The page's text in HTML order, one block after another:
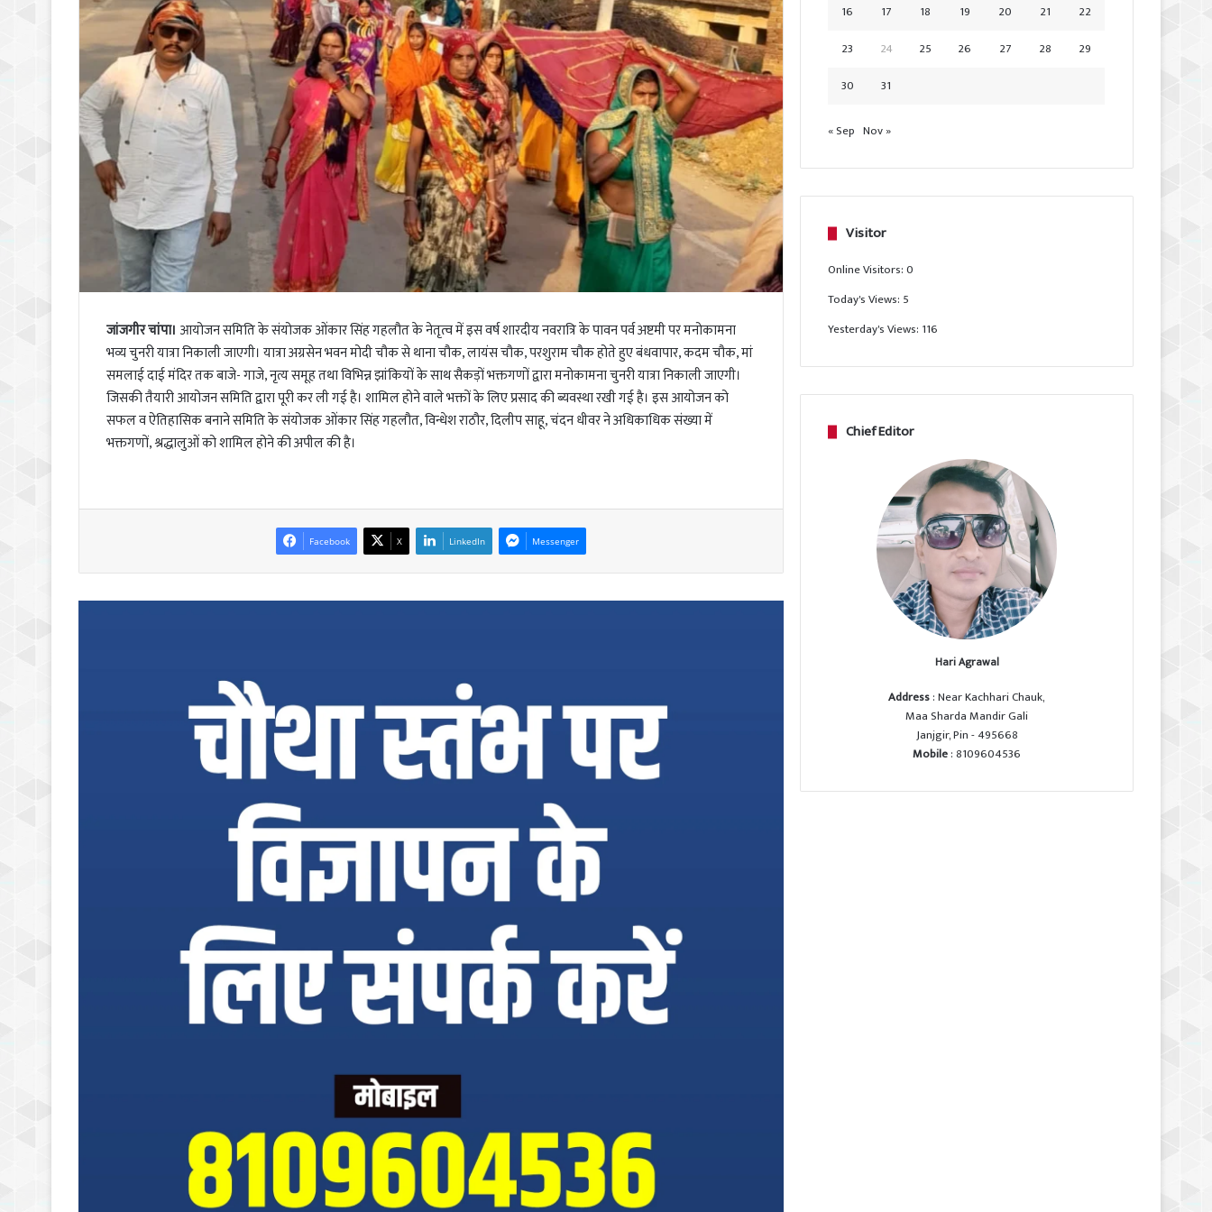
जांजगीर चांपा। आयोजन समिति के संयोजक ओंकार सिंह गहलौत के नेतृत्व में इस वर्ष शारदीय नवरात्रि के पावन पर्व अष्टमी पर मनोकामना
भव्य चुनरी यात्रा निकाली जाएगी। यात्रा अग्रसेन भवन मोदी चौक से थाना चौक, लायंस चौक, परशुराम चौक होते हुए बंधवापार, कदम चौक, मां
समलाई दाई मंदिर तक बाजे- गाजे, नृत्य समूह तथा विभिन्न झांकियों के साथ सैकड़ों भक्तगणों द्वारा मनोकामना चुनरी यात्रा निकाली जाएगी।
जिसकी तैयारी आयोजन समिति द्वारा पूरी कर ली गई है। शामिल होने वाले भक्तों के लिए प्रसाद की ब्यवस्था रखी गई है। इस आयोजन को
सफल व ऐतिहासिक बनाने समिति के संयोजक ओंकार सिंह गहलौत, विन्धेश राठौर, दिलीप साहू, चंदन धीवर ने अधिकाधिक संख्या में
भक्तगणों, श्रद्धालुओं को शामिल होने की अपील की है।
Facebook X LinkedIn Messenger
16 17 18 19 20 21
22
23
24 25 26 27 28
29
30
31
« Sep Nov »
Visitor
Online Visitors:0
Today's Views: 5
Yesterday's Views: 116
Chief Editor
Hari Agrawal
Address: Near Kachhari Chauk,
Maa Sharda Mandir Gali
Janjgir, Pin - 495668
Mobile: 8109604536